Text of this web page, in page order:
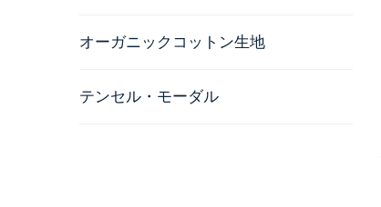
オーガニックコットン生地
テンセル・モーダル